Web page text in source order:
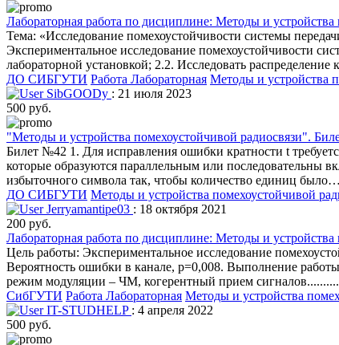
Лабораторная работа по дисциплине: Методы и
Тема: «Исследование помехоустойчивости системы
Экспериментальное исследование помехоустойчивости
лабораторной установкой; 2.2. Исследовать
ДО СИБГУТИ Работа Лабораторная Методы и устройства
SibGOODy : 21 июля 2023
500 руб.
"Методы и устройства помехоустойчивой радиосвязи".
Билет №42 1. Для исправления ошибки кратности t
которые образуются параллельным или последовательны
избыточного символа так, чтобы количество единиц
ДО СИБГУТИ Методы и устройства помехоустойчивой
Jerryamantipe03 : 18 октября 2021
200 руб.
Лабораторная работа по дисциплине: Методы и
Цель работы: Экспериментальное исследование
Вероятность ошибки в канале, p=0,008. Выполнение
режим модуляции – ЧМ, когерентный прием
СибГУТИ Работа Лабораторная Методы и устройства
IT-STUDHELP : 4 апреля 2022
500 руб.